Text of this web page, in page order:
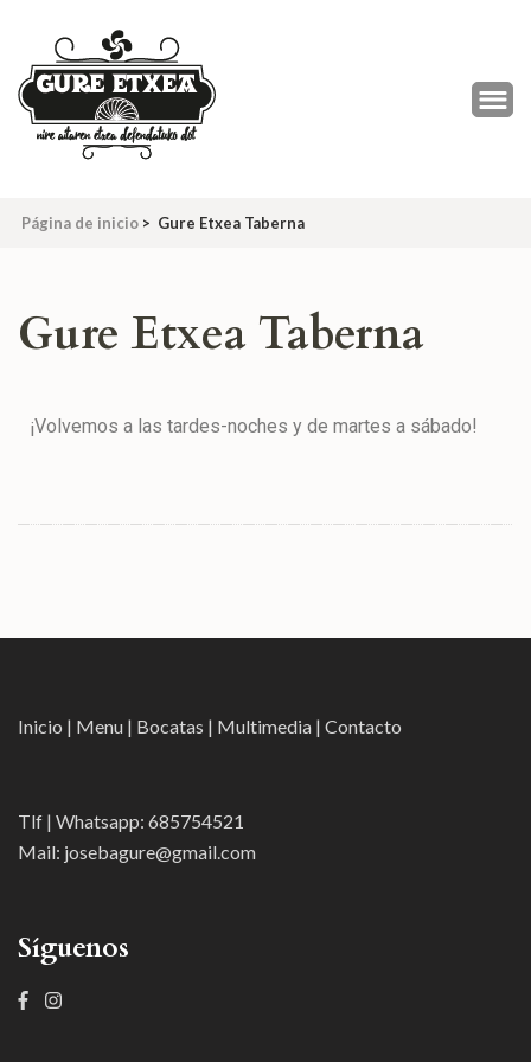
Página de inicio > Gure Etxea Taberna
Gure Etxea Taberna
¡Volvemos a las tardes-noches y de martes a sábado!
Inicio | Menu | Bocatas | Multimedia | Contacto
Tlf | Whatsapp: 685754521
Mail: josebagure@gmail.com
Síguenos